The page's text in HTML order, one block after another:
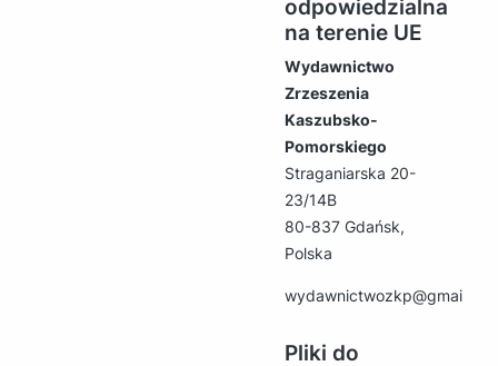
odpowiedzialna
na terenie UE
Wydawnictwo
Zrzeszenia
Kaszubsko-
Pomorskiego
Straganiarska 20-
23/14B
80-837 Gdańsk,
Polska
Pliki do